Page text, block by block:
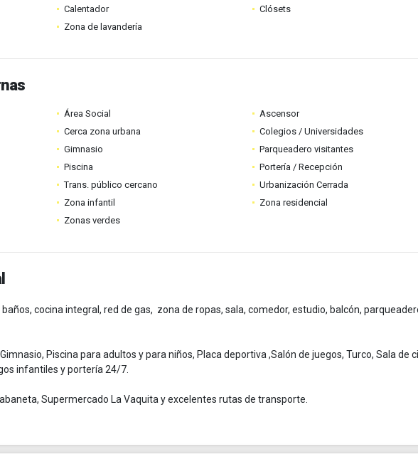
Calentador
Clósets
Zona de lavandería
Área Social
Ascensor
Cerca zona urbana
Colegios / Universidades
Gimnasio
Parqueadero visitantes
Piscina
Portería / Recepción
Trans. público cercano
Urbanización Cerrada
Zona infantil
Zona residencial
Zonas verdes
cocina integral, red de gas, zona de ropas, sala, comedor, estudio, balcón,
Piscina para adultos y para niños, Placa deportiva ,Salón de juegos, Turco, Sala de
infantiles y portería 24/7.
Supermercado La Vaquita y excelentes rutas de transporte.